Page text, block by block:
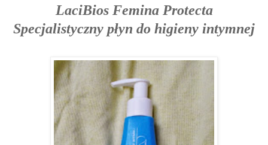
LaciBios Femina Protecta
Specjalistyczny płyn do higieny intymnej